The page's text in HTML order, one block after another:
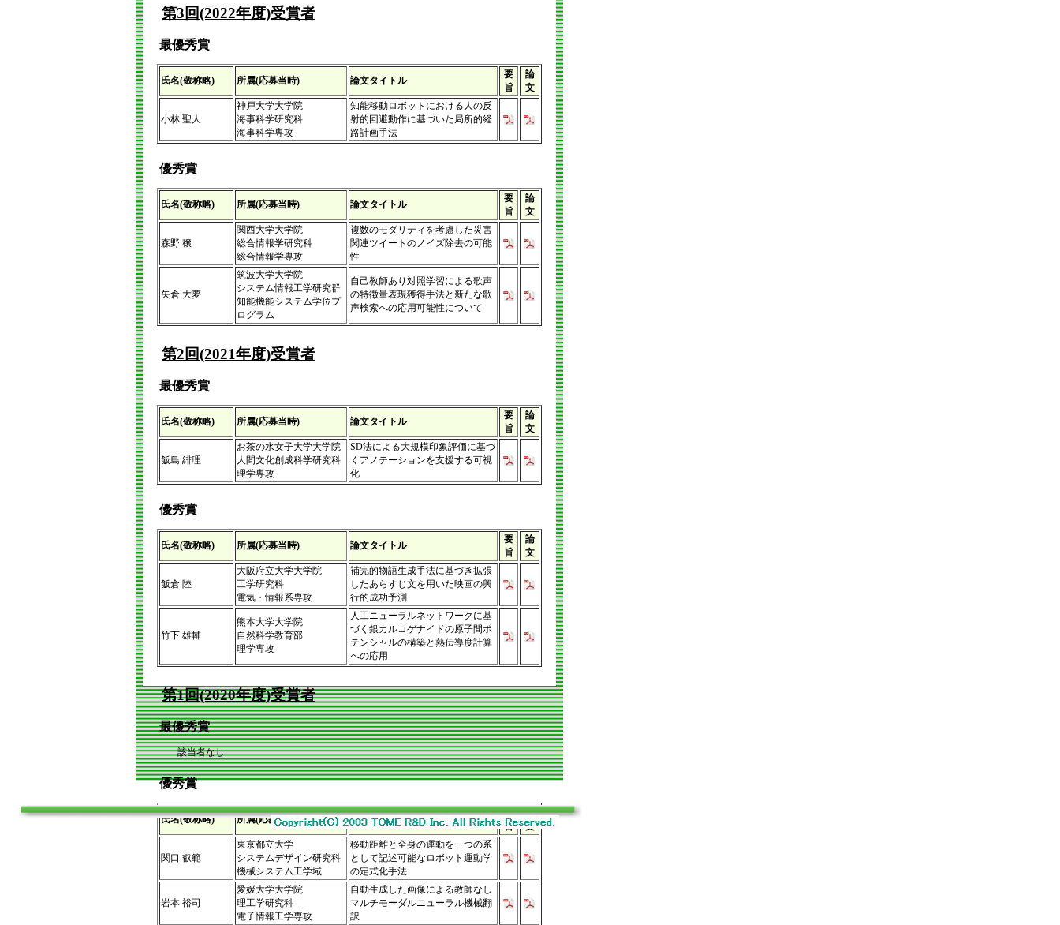
第3回(2022年度)受賞者
最優秀賞
氏名(敬称略) 所属(応募当時) 論文タイトル
要
旨
論
文
小林 聖人
神戸大学大学院
海事科学研究科
海事科学専攻
知能移動ロボットにおける人の反
射的回避動作に基づいた局所的経
路計画手法
優秀賞
氏名(敬称略) 所属(応募当時) 論文タイトル
要
旨
論
文
森野 穣
関西大学大学院
総合情報学研究科
総合情報学専攻
複数のモダリティを考慮した災害
関連ツイートのノイズ除去の可能
性
矢倉 大夢
筑波大学大学院
システム情報工学研究群
知能機能システム学位プ
ログラム
自己教師あり対照学習による歌声
の特徴量表現獲得手法と新たな歌
声検索への応用可能性について
第2回(2021年度)受賞者
最優秀賞
氏名(敬称略) 所属(応募当時) 論文タイトル
要
旨
論
文
飯島 緋理
お茶の水女子大学大学院
人間文化創成科学研究科
理学専攻
SD法による大規模印象評価に基づ
くアノテーションを支援する可視
化
優秀賞
氏名(敬称略) 所属(応募当時) 論文タイトル
要
旨
論
文
飯倉 陸
大阪府立大学大学院
工学研究科
電気・情報系専攻
補完的物語生成手法に基づき拡張
したあらすじ文を用いた映画の興
行的成功予測
竹下 雄輔
熊本大学大学院
自然科学教育部
理学専攻
人工ニューラルネットワークに基
づく銀カルコゲナイドの原子間ポ
テンシャルの構築と熱伝導度計算
への応用
第1回(2020年度)受賞者
最優秀賞
該当者なし
優秀賞
氏名(敬称略) 所属(応募当時) 論文タイトル
要
旨
論
文
関口 叡範
東京都立大学
システムデザイン研究科
機械システム工学域
移動距離と全身の運動を一つの系
として記述可能なロボット運動学
の定式化手法
岩本 裕司
愛媛大学大学院
理工学研究科
電子情報工学専攻
自動生成した画像による教師なし
マルチモーダルニューラル機械翻
訳